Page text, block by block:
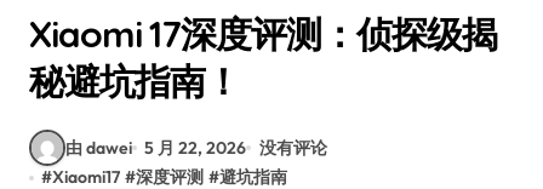
Xiaomi 17深度评测：侦探级揭
秘避坑指南！
由 dawei 5 月 22, 2026 没有评论
#Xiaomi17 #深度评测 #避坑指南